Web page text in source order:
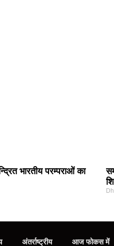
भारतीय परम्पराओं का
अंतर्राष्ट्रीय आज फोकस में